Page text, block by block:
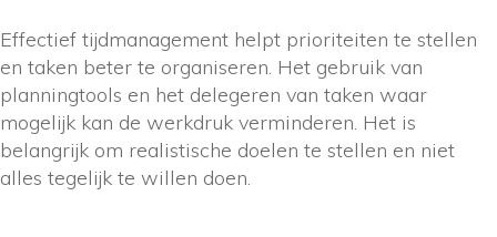
Effectief tijdmanagement helpt prioriteiten te stellen
en taken beter te organiseren. Het gebruik van
planningtools en het delegeren van taken waar
mogelijk kan de werkdruk verminderen. Het is
belangrijk om realistische doelen te stellen en niet
alles tegelijk te willen doen.